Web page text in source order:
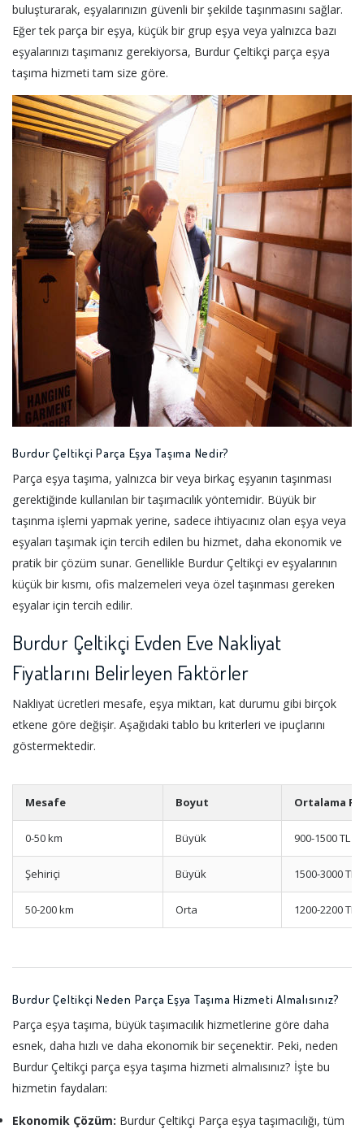
buluşturarak, eşyalarınızın güvenli bir şekilde taşınmasını sağlar.
Eğer tek parça bir eşya, küçük bir grup eşya veya yalnızca bazı
eşyalarınızı taşımanız gerekiyorsa, Burdur Çeltikçi parça eşya
taşıma hizmeti tam size göre.
Burdur Çeltikçi Parça Eşya Taşıma Nedir?
Parça eşya taşıma, yalnızca bir veya birkaç eşyanın taşınması
gerektiğinde kullanılan bir taşımacılık yöntemidir. Büyük bir
taşınma işlemi yapmak yerine, sadece ihtiyacınız olan eşya veya
eşyaları taşımak için tercih edilen bu hizmet, daha ekonomik ve
pratik bir çözüm sunar. Genellikle Burdur Çeltikçi ev eşyalarının
küçük bir kısmı, ofis malzemeleri veya özel taşınması gereken
eşyalar için tercih edilir.
Burdur Çeltikçi Evden Eve Nakliyat
Fiyatlarını Belirleyen Faktörler
Nakliyat ücretleri mesafe, eşya miktarı, kat durumu gibi birçok
etkene göre değişir. Aşağıdaki tablo bu kriterleri ve ipuçlarını
göstermektedir.
Mesafe Boyut Ortalama
0-50 km Büyük 900-1500 TL
Şehiriçi Büyük 1500-3000 TL
50-200 km Orta 1200-2200 TL
Burdur Çeltikçi Neden Parça Eşya Taşıma Hizmeti Almalısınız?
Parça eşya taşıma, büyük taşımacılık hizmetlerine göre daha
esnek, daha hızlı ve daha ekonomik bir seçenektir. Peki, neden
Burdur Çeltikçi parça eşya taşıma hizmeti almalısınız? İşte bu
hizmetin faydaları:
Ekonomik Çözüm: Burdur Çeltikçi Parça eşya taşımacılığı, tüm